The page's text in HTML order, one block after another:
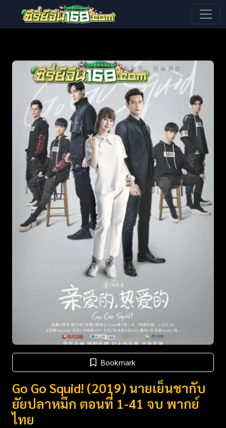
Bookmark
Go Go Squid! (2019) นายเย็นชากับ
ยัยปลาหมึก ตอนที่ 1-41 จบ พากย์
ไทย